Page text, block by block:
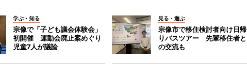
学ぶ・知る
宗像で「子ども議会体験会」
初開催 運動会廃止案めぐり
児童7人が議論
見る・遊ぶ
宗像市で移住検討者向け日帰
りバスツアー 先輩移住者と
の交流も